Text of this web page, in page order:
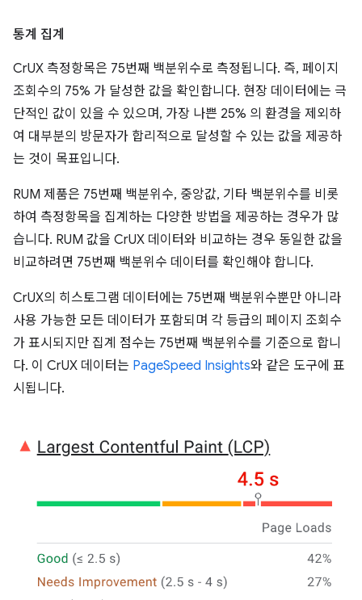
통계 집계
CrUX 측정항목은 75번째 백분위수로 측정됩니다. 즉, 페이지
조회수의 75% 가 달성한 값을 확인합니다. 현장 데이터에는 극
단적인 값이 있을 수 있으며, 가장 나쁜 25% 의 환경을 제외하
여 대부분의 방문자가 합리적으로 달성할 수 있는 값을 제공하
는 것이 목표입니다.
RUM 제품은 75번째 백분위수, 중앙값, 기타 백분위수를 비롯
하여 측정항목을 집계하는 다양한 방법을 제공하는 경우가 많
습니다. RUM 값을 CrUX 데이터와 비교하는 경우 동일한 값을
비교하려면 75번째 백분위수 데이터를 확인해야 합니다.
CrUX의 히스토그램 데이터에는 75번째 백분위수뿐만 아니라
사용 가능한 모든 데이터가 포함되며 각 등급의 페이지 조회수
가 표시되지만 집계 점수는 75번째 백분위수를 기준으로 합니
다. 이 CrUX 데이터는 PageSpeed Insights와 같은 도구에 표
시됩니다.